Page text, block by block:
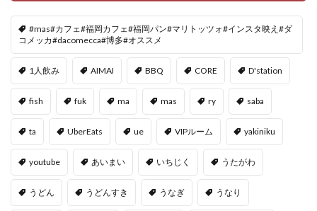
#mas#カフェ#福岡カフェ#福岡パン#マリトッツォ#インスタ映え#ダ
コメッカ#dacomecca#博多#オススメ
1人飲み AIMAI BBQ CORE D'station
fish fuk ma mas ry saba
ta UberEats ue VIPルーム yakiniku
youtube あいまい いちじく うたがわ
うどん うどんすき うなぎ うなり